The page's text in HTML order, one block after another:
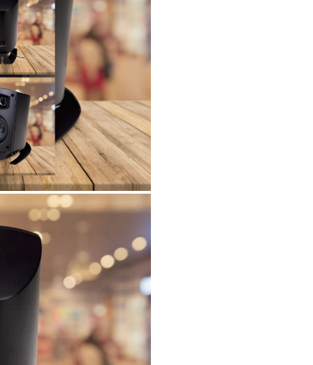
6.175.000₫
Đơn vị tính
Bảo hành